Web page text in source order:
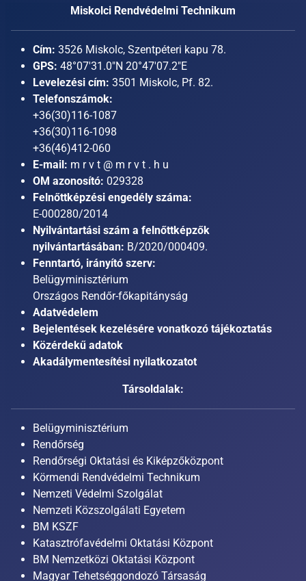
Miskolci Rendvédelmi Technikum
Cím: 3526 Miskolc, Szentpéteri kapu 78.
GPS: 48°07'31.0"N 20°47'07.2"E
Levelezési cím: 3501 Miskolc, Pf. 82.
Telefonszámok:
+36(30)116-1087
+36(30)116-1098
+36(46)412-060
E-mail: m r v t @ m r v t . h u
OM azonosító: 029328
Felnőttképzési engedély száma:
E-000280/2014
Nyilvántartási szám a felnőttképzők
nyilvántartásában: B/2020/000409.
Fenntartó, irányító szerv:
Belügyminisztérium
Országos Rendőr-főkapitányság
Adatvédelem
Bejelentések kezelésére vonatkozó tájékoztatás
Közérdekű adatok
Akadálymentesítési nyilatkozatot
Társoldalak:
Belügyminisztérium
Rendőrség
Rendőrségi Oktatási és Kiképzőközpont
Körmendi Rendvédelmi Technikum
Nemzeti Védelmi Szolgálat
Nemzeti Közszolgálati Egyetem
BM KSZF
Katasztrófavédelmi Oktatási Központ
BM Nemzetközi Oktatási Központ
Magyar Tehetséggondozó Társaság